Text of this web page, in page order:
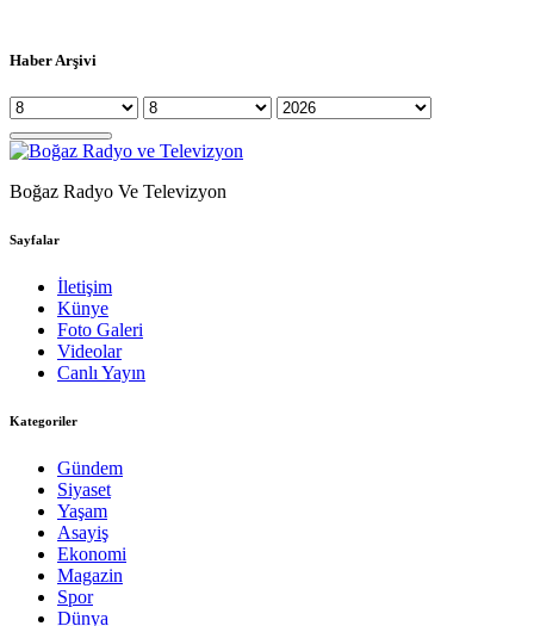
Haber Arşivi
Boğaz Radyo Ve Televizyon
Sayfalar
İletişim
Künye
Foto Galeri
Videolar
Canlı Yayın
Kategoriler
Gündem
Siyaset
Yaşam
Asayiş
Ekonomi
Magazin
Spor
Dünya